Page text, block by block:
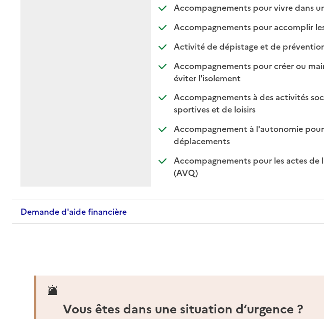
Accompagnements pour vivre dans
Accompagnements pour accomplir
Activité de dépistage et de
:
:
Accompagnements pour créer ou
éviter l'isolement: disponible
: non disponible
Accompagnements à des activités
sportives et de loisirs: disponible
: non disponible
Accompagnement à l'autonomie
déplacements: disponible
: non disponible
Accompagnements pour les actes de
(AVQ)
: disponible
: non disponible
Demande d'aide financière
Vous êtes dans une situation d’urgence ?